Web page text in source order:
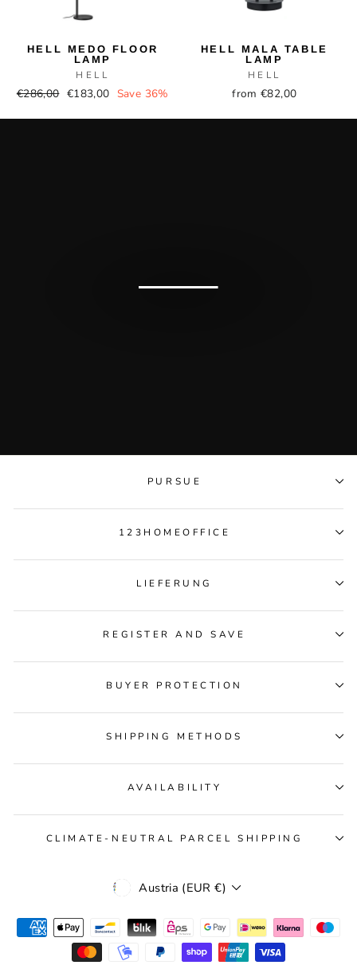
HELL MEDO FLOOR
LAMP
HELL
Regular
€286,00 Sale
€183,00 Save 36%
HELL MALA TABLE
LAMP
HELL
from €82,00
PURSUE
123HOMEOFFICE
LIEFERUNG
REGISTER AND SAVE
BUYER PROTECTION
SHIPPING METHODS
AVAILABILITY
CLIMATE-NEUTRAL PARCEL SHIPPING
CurrencyAustria (EUR €)